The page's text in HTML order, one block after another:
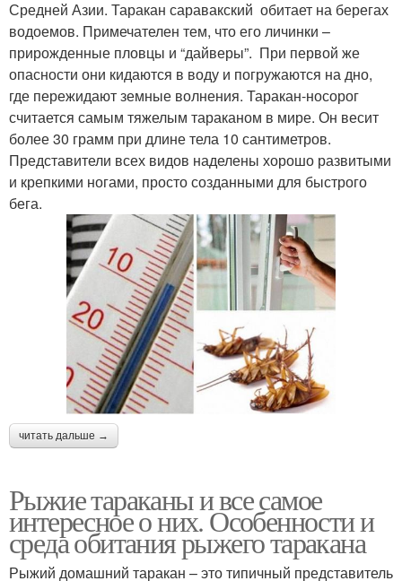
Средней Азии. Таракан саравакский обитает на берегах
водоемов. Примечателен тем, что его личинки –
прирожденные пловцы и “дайверы”. При первой же
опасности они кидаются в воду и погружаются на дно,
где пережидают земные волнения. Таракан-носорог
считается самым тяжелым тараканом в мире. Он весит
более 30 грамм при длине тела 10 сантиметров.
Представители всех видов наделены хорошо развитыми
и крепкими ногами, просто созданными для быстрого
бега.
читать дальше →
Рыжие тараканы и все самое
интересное о них. Особенности и
среда обитания рыжего таракана
Рыжий домашний таракан – это типичный представитель